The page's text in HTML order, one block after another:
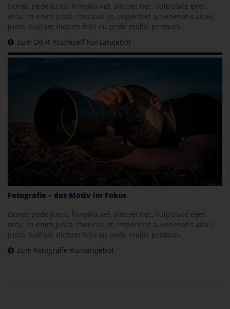
Donec pede justo, fringilla vel, aliquet nec, vulputate eget,
arcu. In enim justo, rhoncus ut, imperdiet a, venenatis vitae,
justo. Nullam dictum felis eu pede mollis pretium.
zum Do-it-Youreself Kursangebot
Fotografie – das Motiv im Fokus
Donec pede justo, fringilla vel, aliquet nec, vulputate eget,
arcu. In enim justo, rhoncus ut, imperdiet a, venenatis vitae,
justo. Nullam dictum felis eu pede mollis pretium.
zum Fotografie Kursangebot